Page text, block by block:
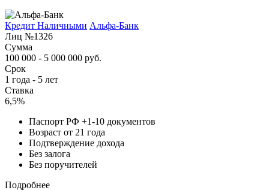
Кредит Наличными Альфа-Банк
Лиц №1326
Сумма
100 000 - 5 000 000 руб.
Срок
1 года - 5 лет
Ставка
6,5%
Паспорт РФ +1-10 документов
Возраст от 21 года
Подтверждение дохода
Без залога
Без поручителей
Подробнее